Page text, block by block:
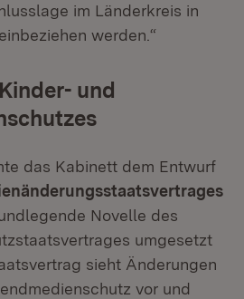
im Länderkreis in
werden.“
und
das Kabinett dem Entwurf
Novelle des
umgesetzt
sieht Änderungen
vor und